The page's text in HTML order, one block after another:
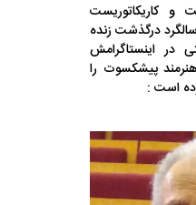
و کاریکاتوریست
درگذشت زنده
در اینستاگرامش
پیشکسوت را
است :